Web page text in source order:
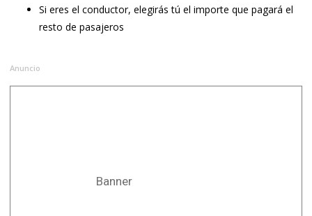
Si eres el conductor, elegirás tú el importe que pagará el
resto de pasajeros
Anuncio
Banner